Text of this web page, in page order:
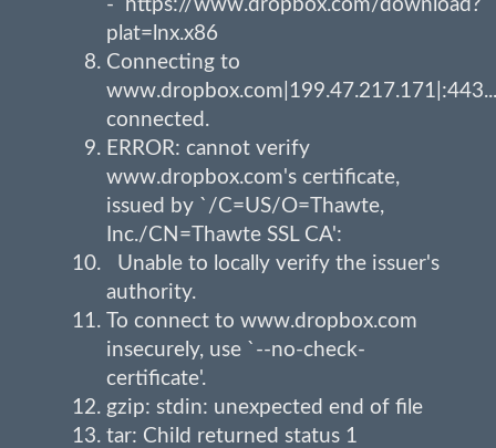
- https://www.dropbox.com/download?
plat=lnx.x86
Connecting to
www.dropbox.com|199.47.217.171|:443...
connected.
ERROR: cannot verify
www.dropbox.com's certificate,
issued by `/C=US/O=Thawte,
Inc./CN=Thawte SSL CA':
Unable to locally verify the issuer's
authority.
To connect to www.dropbox.com
insecurely, use `--no-check-
certificate'.
gzip: stdin: unexpected end of file
tar: Child returned status 1